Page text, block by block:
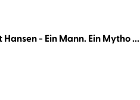
- Ein Mann. Ein Mytho ...